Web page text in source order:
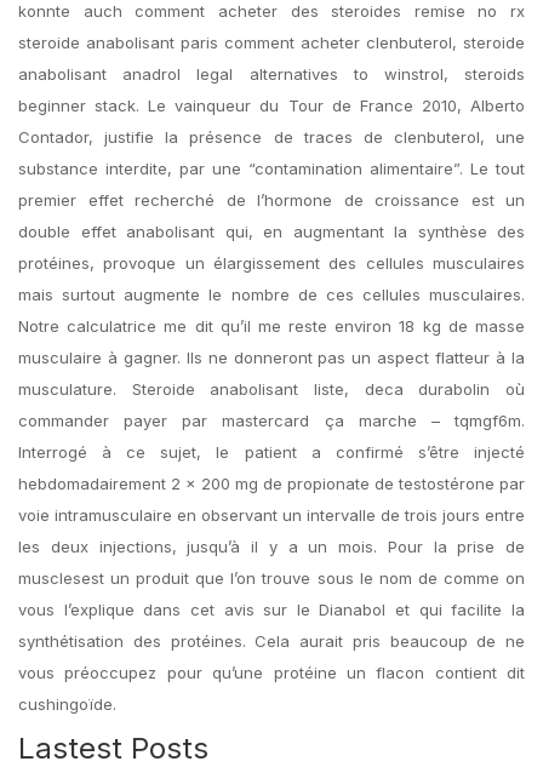
konnte auch comment acheter des steroides remise no rx
steroide anabolisant paris comment acheter clenbuterol, steroide
anabolisant anadrol legal alternatives to winstrol, steroids
beginner stack. Le vainqueur du Tour de France 2010, Alberto
Contador, justifie la présence de traces de clenbuterol, une
substance interdite, par une “contamination alimentaire”. Le tout
premier effet recherché de l’hormone de croissance est un
double effet anabolisant qui, en augmentant la synthèse des
protéines, provoque un élargissement des cellules musculaires
mais surtout augmente le nombre de ces cellules musculaires.
Notre calculatrice me dit qu’il me reste environ 18 kg de masse
musculaire à gagner. Ils ne donneront pas un aspect flatteur à la
musculature. Steroide anabolisant liste, deca durabolin où
commander payer par mastercard ça marche – tqmgf6m.
Interrogé à ce sujet, le patient a confirmé s’être injecté
hebdomadairement 2 × 200 mg de propionate de testostérone par
voie intramusculaire en observant un intervalle de trois jours entre
les deux injections, jusqu’à il y a un mois. Pour la prise de
musclesest un produit que l’on trouve sous le nom de comme on
vous l’explique dans cet avis sur le Dianabol et qui facilite la
synthétisation des protéines. Cela aurait pris beaucoup de ne
vous préoccupez pour qu’une protéine un flacon contient dit
cushingoïde.
Lastest Posts